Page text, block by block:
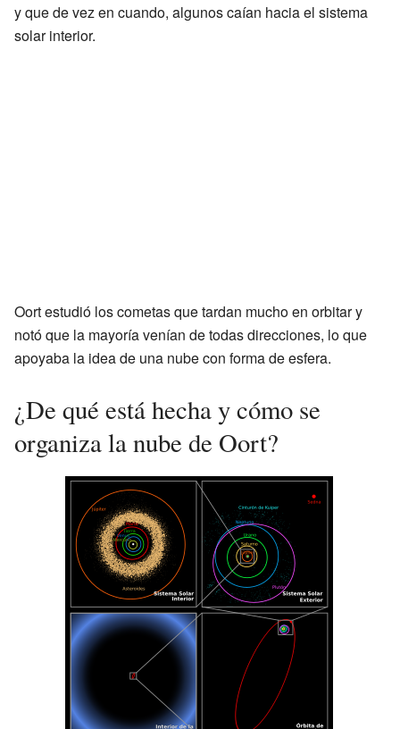
y que de vez en cuando, algunos caían hacia el sistema
solar interior.
Oort estudió los cometas que tardan mucho en orbitar y
notó que la mayoría venían de todas direcciones, lo que
apoyaba la idea de una nube con forma de esfera.
¿De qué está hecha y cómo se
organiza la nube de Oort?